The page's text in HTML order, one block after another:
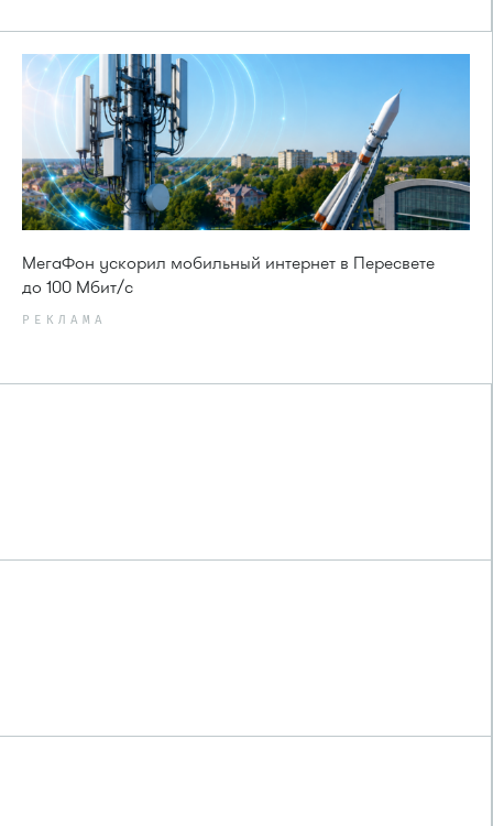
МегаФон ускорил мобильный интернет в Пересвете
до 100 Мбит/с
РЕКЛАМА